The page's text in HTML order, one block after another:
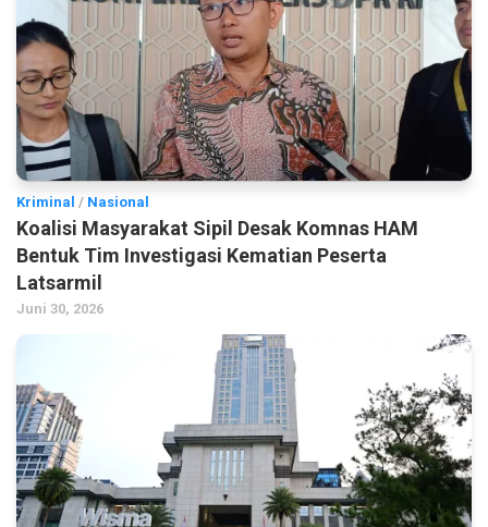
Kriminal / Nasional
Koalisi Masyarakat Sipil Desak Komnas HAM
Bentuk Tim Investigasi Kematian Peserta
Latsarmil
Juni 30, 2026